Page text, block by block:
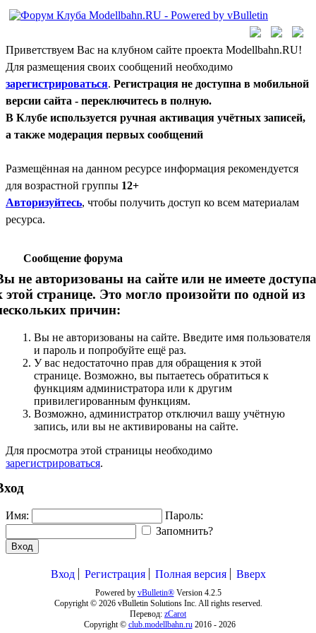
Приветствуем Вас на клубном сайте проекта Modellbahn.RU!
Для размещения своих сообщений необходимо
зарегистрироваться. Регистрация не доступна в мобильной
версии сайта - переключитесь в полную.
В Клубе используется ручная активация учётных записей,
а также модерация первых сообщений
Размещённая на данном ресурсе информация рекомендуется
для возрастной группы 12+
Авторизуйтесь, чтобы получить доступ ко всем материалам
ресурса.
Сообщение форума
не авторизованы на сайте или не имеете доступа
этой странице. Это могло произойти по одной из
причин:
Вы не авторизованы на сайте. Введите имя пользователя
и пароль и попробуйте ещё раз.
У вас недостаточно прав для обращения к этой
странице. Возможно, вы пытаетесь обратиться к
функциям администратора или к другим
привилегированным функциям.
Возможно, администратор отключил вашу учётную
запись, или вы не активированы на сайте.
Для просмотра этой страницы необходимо
зарегистрироваться.
Имя:
Пароль:
Запомнить?
Вход
Вход Регистрация Полная версия Вверх
Powered by vBulletin®Version 4.2.5
Copyright © 2026 vBulletin Solutions Inc. All rights reserved.
Перевод: zCarot
Copyright © club.modellbahn.ru2016 - 2026